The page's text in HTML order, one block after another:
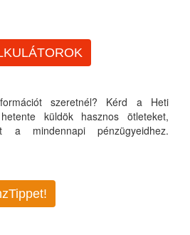
szeretnél? Kérd a Heti
küldök hasznos ötleteket,
a mindennapi pénzügyeidhez.